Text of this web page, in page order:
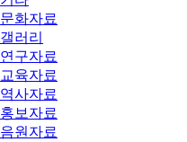
문화자료
갤러리
연구자료
교육자료
역사자료
홍보자료
음원자료